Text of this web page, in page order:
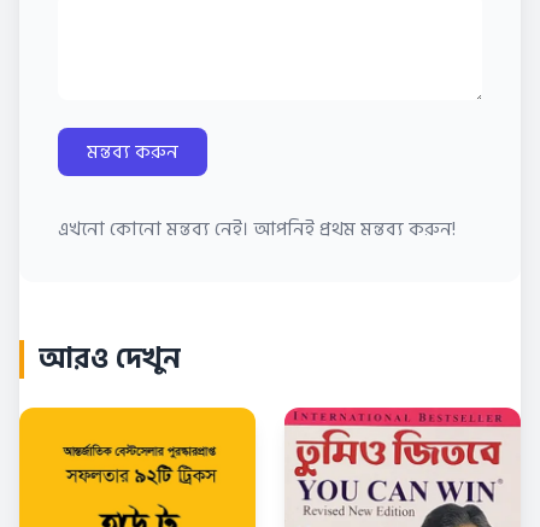
মন্তব্য করুন
এখনো কোনো মন্তব্য নেই। আপনিই প্রথম মন্তব্য করুন!
আরও দেখুন